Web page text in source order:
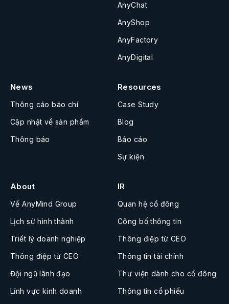
AnyChat
AnyShop
AnyFactory
AnyDigital
News
Thông cáo báo chí
Cập nhật về sản phẩm
Thông báo
Resources
Case Study
Blog
Báo cáo
Sự kiện
About
Về AnyMind Group
Lịch sử hình thành
Triết lý doanh nghiệp
Thông điệp từ CEO
Đội ngũ lãnh đạo
Lĩnh vực kinh doanh
IR
Quan hệ cổ đông
Công bố thông tin
Thông điệp từ CEO
Thông tin tài chính
Thư viện dành cho cổ đông
Thông tin cổ phiếu